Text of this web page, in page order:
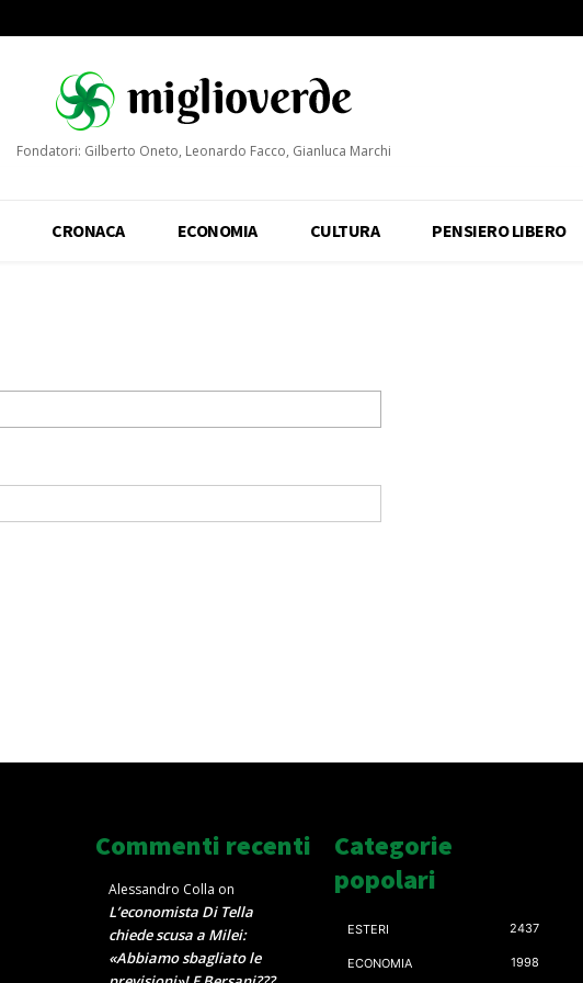
Fondatori: Gilberto Oneto, Leonardo Facco, Gianluca Marchi
CRONACA ECONOMIA CULTURA PENSIERO LIBERO
Commenti recenti
Alessandro Colla on
L’economista Di Tella
chiede scusa a Milei:
«Abbiamo sbagliato le
Categorie
popolari
ESTERI 2437
ECONOMIA 1998